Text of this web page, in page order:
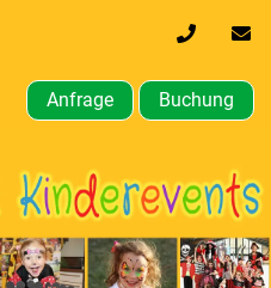
0170
64
610
Anfrage Buchung